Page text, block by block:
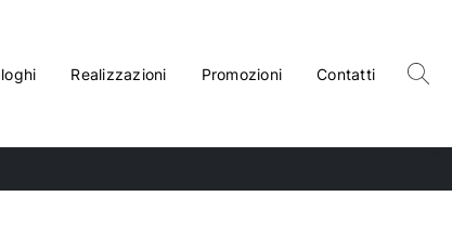
Realizzazioni Promozioni Contatti